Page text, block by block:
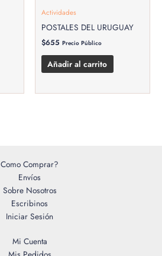
Actividades
POSTALES DEL URUGUAY
$655 Precio Público
Añadir al carrito
Como Comprar?
Envíos
Sobre Nosotros
Escribinos
Iniciar Sesión
Mi Cuenta